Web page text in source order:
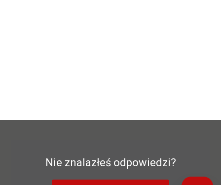
Nie znalazłeś odpowiedzi?